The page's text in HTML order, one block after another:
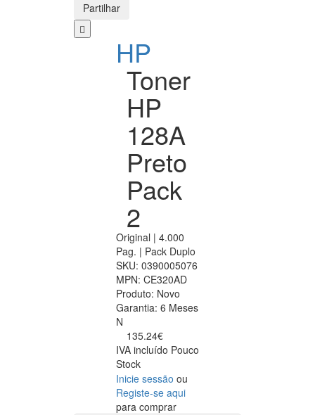
Partilhar
HP
Toner
HP
128A
Preto
Pack
2
Original | 4.000
Pag. | Pack Duplo
SKU: 0390005076
MPN: CE320AD
Produto: Novo
Garantia: 6 Meses
N
135.24€
IVA incluído Pouco
Stock
Inicie sessão ou
Registe-se aqui
para comprar